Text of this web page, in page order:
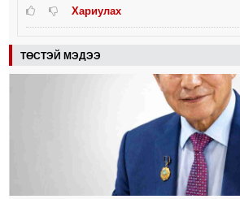
Хариулах
ТӨСТЭЙ МЭДЭЭ